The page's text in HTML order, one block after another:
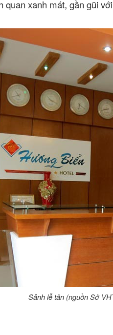
xanh mát, gần gũi
Sảnh lễ tân (nguồn Sở